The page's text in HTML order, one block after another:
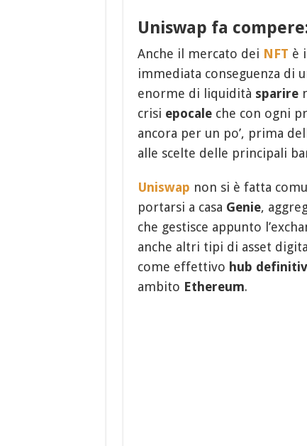
Uniswap fa
Anche il mercato dei NFT è
immediata conseguenza di
enorme di liquidità sparire
crisi epocaleche con ogni
ancora per un po’, prima
alle scelte delle principali
Uniswap non si è fatta
portarsi a casa Genie,
che gestisce appunto
anche altri tipi di asset
come effettivo hub
ambito Ethereum.